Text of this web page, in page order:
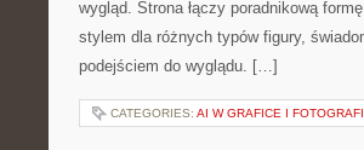
wygląd. Strona łączy poradnikową
stylem dla różnych typów figury,
podejściem do wyglądu. […]
CATEGORIES: AI W GRAFICE I